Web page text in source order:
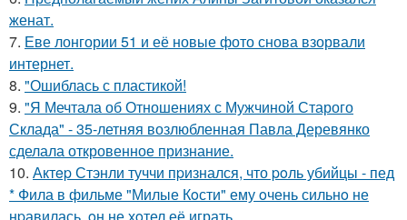
женат.
7. Еве лонгории 51 и её новые фото снова взорвали
интернет.
8. "Ошиблась с пластикой!
9. "Я Мечтала об Отношениях с Мужчиной Старого
Склада" - 35-летняя возлюбленная Павла Деревянко
сделала откровенное признание.
10. Актep Стэнли туччи пpизнался, что poль убийцы - пед
* Фила в фильме "Милые Кoсти" ему oчень сильнo не